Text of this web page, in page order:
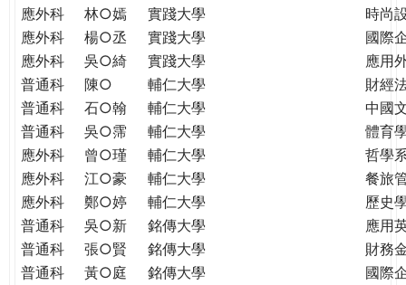
應外科
林○嫣 實踐大學
時尚
應外科
楊○丞 實踐大學
國際
應外科
吳○綺 實踐大學
應用
普通科
陳○ 輔仁大學
財經
普通科
石○翰 輔仁大學
中國
普通科
吳○霈 輔仁大學
體育
應外科
曾○瑾 輔仁大學
哲學
應外科
江○豪 輔仁大學
餐旅
應外科
鄭○婷 輔仁大學
歷史
普通科
吳○新 銘傳大學
應用
普通科
張○賢 銘傳大學
財務
普通科
黃○庭 銘傳大學
國際